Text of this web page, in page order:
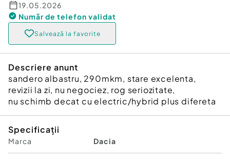
19.05.2026
Număr de telefon validat
Salvează la favorite
Descriere anunt
sandero albastru, 290mkm, stare excelenta,
revizii la zi, nu negociez, rog seriozitate,
nu schimb decat cu electric/hybrid plus difereta
Specificații
Marca Dacia